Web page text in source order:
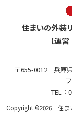
住まいの外装
【運
〒655-0012 兵庫
TEL：
Copyright ©2026 住ま